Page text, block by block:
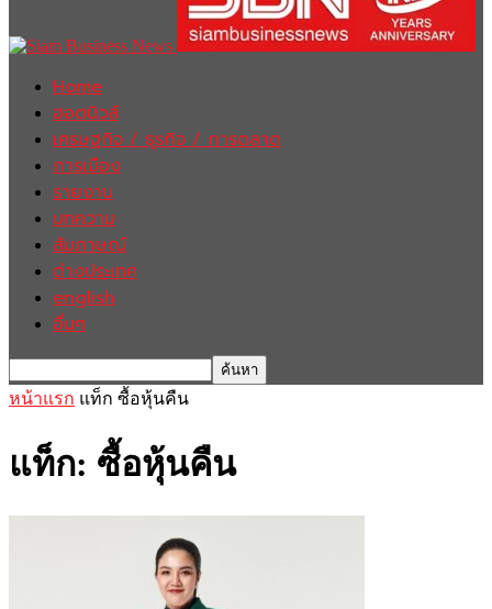
Home
ฮอตนิวส์
เศรษฐกิจ / ธุรกิจ / การตลาด
การเมือง
รายงาน
บทความ
สัมภาษณ์
ต่างประเทศ
english
อื่นๆ
หน้าแรก แท็ก ซื้อหุ้นคืน
แท็ก: ซื้อหุ้นคืน